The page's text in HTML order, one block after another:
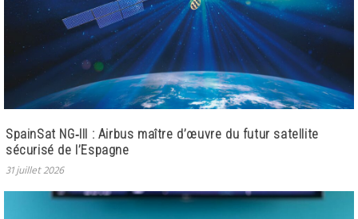
SpainSat NG‑III : Airbus maître d’œuvre du futur satellite
sécurisé de l’Espagne
31 juillet 2026